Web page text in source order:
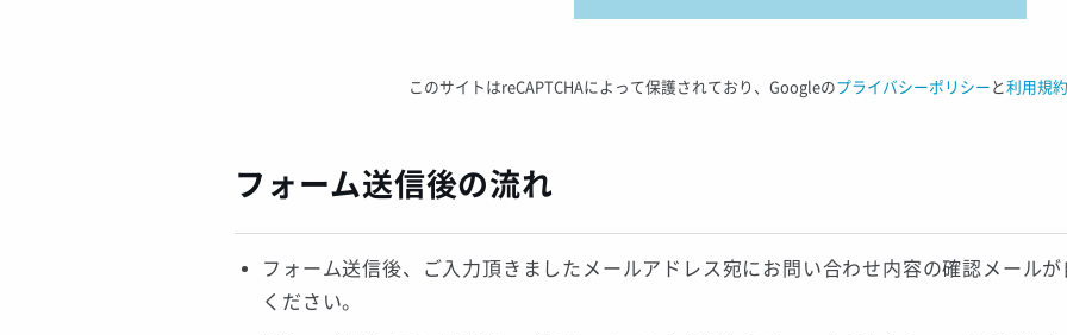
このサイトはreCAPTCHAによって保護されており、Googleのプライバシーポリシー と利用規約
フォーム送信後の流れ
フォーム送信後、ご入力頂きましたメールアドレス宛にお問い合わせ内容の確認メール
ください。